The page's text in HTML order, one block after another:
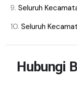
Seluruh
Seluruh
Hubungi